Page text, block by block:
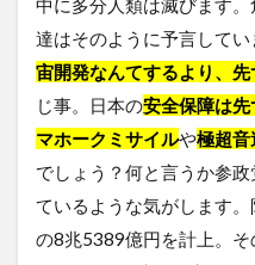
中に多分人類は滅びます
達はそのように予言してい
宙開発なんてするより、
じ事。日本の安全保障は先
マホークミサイルや極超音
でしょう？何と言うか参
ているような気がします
の8兆5389億円を計上。